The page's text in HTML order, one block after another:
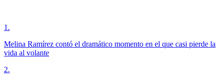
1 .
Melina Ramírez contó el dramático momento en el que casi pierde la
vida al volante
2.